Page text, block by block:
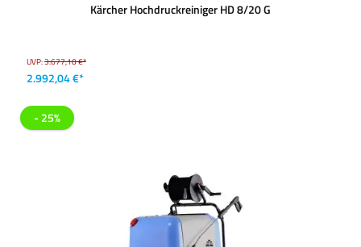
Kärcher Hochdruckreiniger HD 8/20 G
UVP:3.677,10 €*
2.992,04 €*
- 25%